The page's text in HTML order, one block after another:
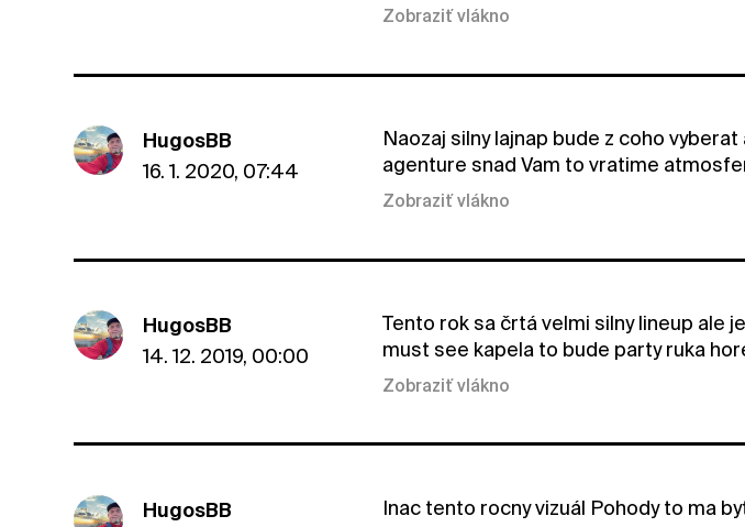
Zobraziť vlákno
HugosBB
16. 1. 2020, 07:44
Naozaj silny lajnap bude z coho
agenture snad Vam to vratime
Zobraziť vlákno
HugosBB
14. 12. 2019, 00:00
Tento rok sa črtá velmi silny lineup ale
must see kapela to bude party ruka
Zobraziť vlákno
HugosBB
Inac tento rocny vizuál Pohody to ma